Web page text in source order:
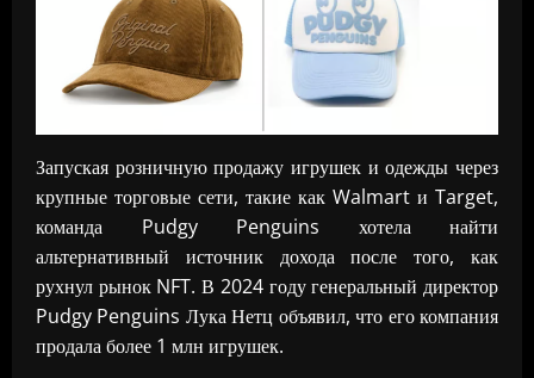
Запуская розничную продажу игрушек и одежды через
крупные торговые сети, такие как Walmart и Target,
команда Pudgy Penguins хотела найти
альтернативный источник дохода после того, как
рухнул рынок NFT. В 2024 году генеральный директор
Pudgy Penguins Лука Нетц объявил, что его компания
продала более 1 млн игрушек.